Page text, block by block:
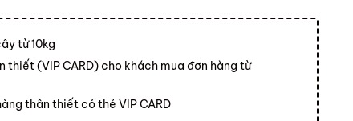
từ 10kg
thiết (VIP CARD) cho khách mua đơn hàng từ
thân thiết có thẻ VIP CARD